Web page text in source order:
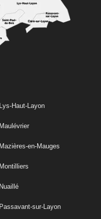
Lys-Haut-Layon
Maulévrier
Mazières-en-Mauges
Montilliers
Nuaillé
Passavant-sur-Layon